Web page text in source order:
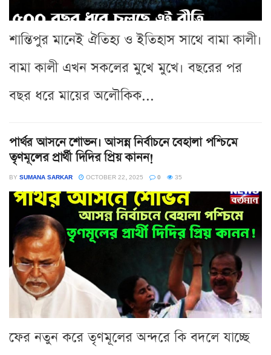
শান্তিপুর মানেই ঐতিহ্য ও ইতিহাস সাথে বামা কালী।
বামা কালী এখন সকলের মুখে মুখে। বছরের পর
বছর ধরে মায়ের অলৌকিক...
পার্থর আসনে শোভন। আসন্ন নির্বাচনে বেহালা পশ্চিমে
তৃণমূলের প্রার্থী দিদির প্রিয় কানন!
BY SUMANA SARKAR OCTOBER 22, 2025 0 35
ফের নতুন করে তৃণমূলের অন্দরে কি বদলে যাচ্ছে